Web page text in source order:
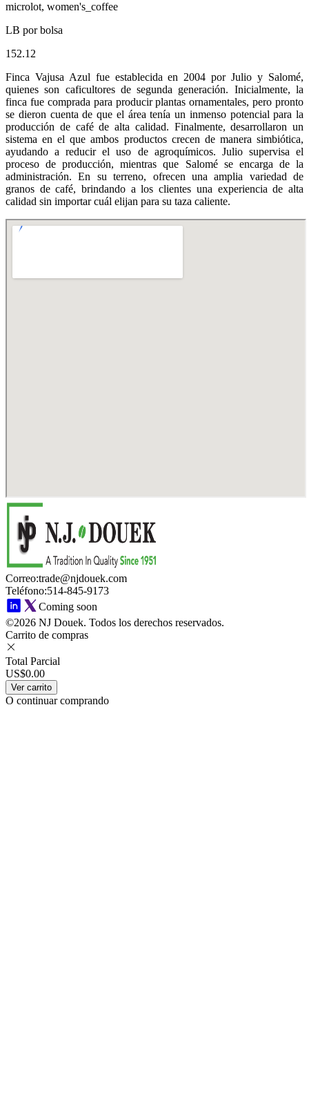
microlot, women's_coffee
LB por bolsa
152.12
Finca Vajusa Azul fue establecida en 2004 por Julio y Salomé,
quienes son caficultores de segunda generación. Inicialmente, la
finca fue comprada para producir plantas ornamentales, pero pronto
se dieron cuenta de que el área tenía un inmenso potencial para la
producción de café de alta calidad. Finalmente, desarrollaron un
sistema en el que ambos productos crecen de manera simbiótica,
ayudando a reducir el uso de agroquímicos. Julio supervisa el
proceso de producción, mientras que Salomé se encarga de la
administración. En su terreno, ofrecen una amplia variedad de
granos de café, brindando a los clientes una experiencia de alta
calidad sin importar cuál elijan para su taza caliente.
Correo:trade@njdouek.com
Teléfono:514-845-9173
Coming soon
©2026 NJ Douek. Todos los derechos reservados.
Carrito de compras
Total Parcial
US$0.00
Ver carrito
O continuar comprando